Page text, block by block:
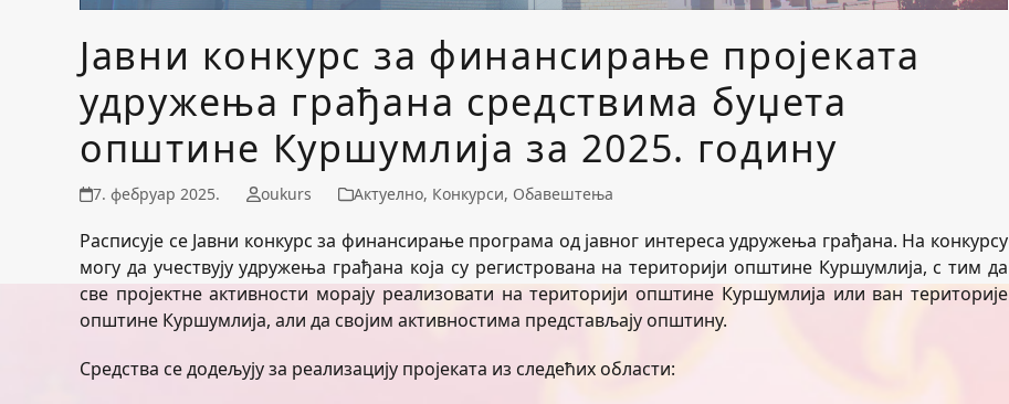
Јавни конкурс за финансирање пројеката
удружења грађана средствима буџета
општине Куршумлија за 2025. годину
7. фебруар 2025. oukurs Актуелно, Конкурси, Обавештења
Расписује се Јавни конкурс за финансирање програма од јавног интереса удружења грађана. На конкурсу
могу да учествују удружења грађана која су регистрована на територији општине Куршумлија, с тим да
све пројектне активности морају реализовати на територији општине Куршумлија или ван територије
општине Куршумлија, али да својим активностима представљају општину.
Средства се додељују за реализацију пројеката из следећих области: